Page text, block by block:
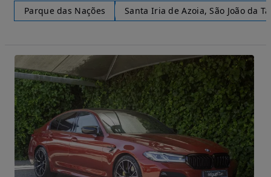
Parque das Nações Santa Iria de Azoia, São João da